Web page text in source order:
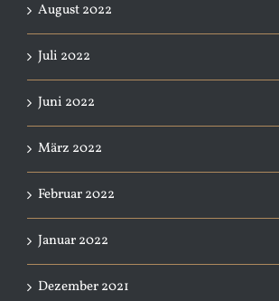
August 2022
Juli 2022
Juni 2022
März 2022
Februar 2022
Januar 2022
Dezember 2021